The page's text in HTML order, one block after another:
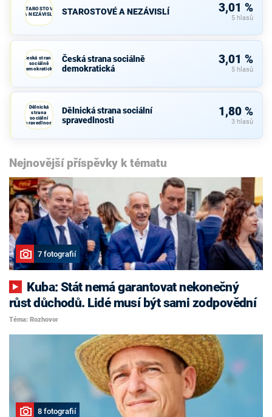
STAROSTOVÉ
A NEZÁVISLÍ
STAROSTOVÉ A NEZÁVISLÍ 3,01 %
5 hlasů
Česká strana
sociálně
demokratická
Česká strana sociálně
demokratická
3,01 %
5 hlasů
Dělnická
strana
sociální
spravedlnosti
Dělnická strana sociální
spravedlnosti
1,80 %
3 hlasů
Nejnovější příspěvky k tématu
7 fotografií
růst důchodů. Lidé musí být sami zodpovědní
Téma: Rozhovor
8 fotografií